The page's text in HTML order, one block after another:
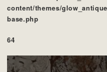
content/themes/
base.php
64